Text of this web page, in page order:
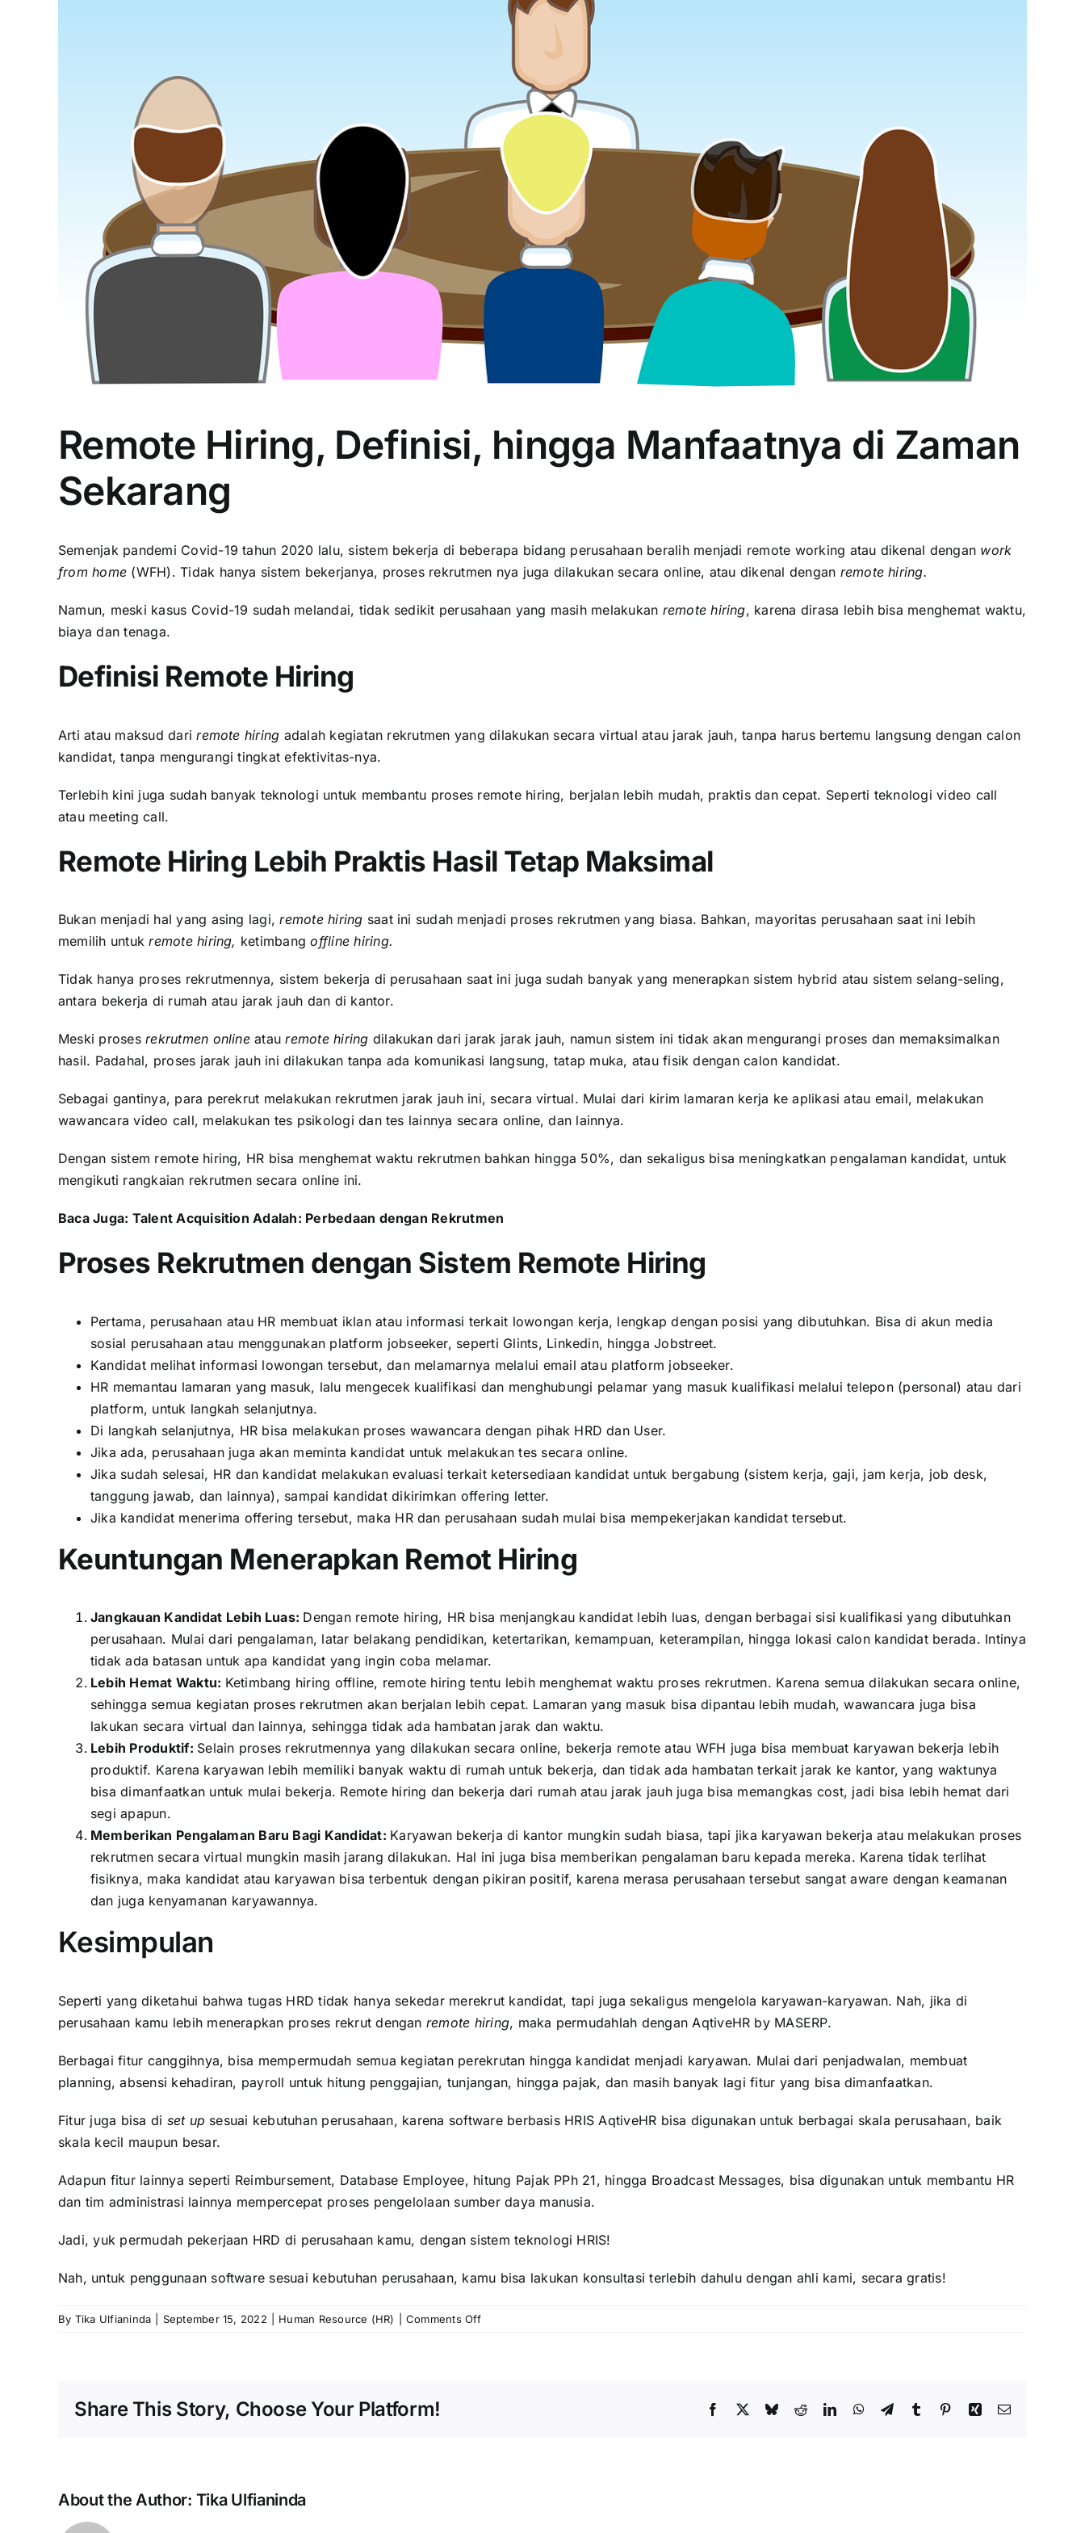
Remote Hiring, Definisi, hingga Manfaatnya di Zaman
Sekarang
Semenjak pandemi Covid-19 tahun 2020 lalu, sistem bekerja di beberapa bidang perusahaan beralih menjadi remote working atau dikenal dengan work
from home (WFH). Tidak hanya sistem bekerjanya, proses rekrutmen nya juga dilakukan secara online, atau dikenal dengan remote hiring.
Namun, meski kasus Covid-19 sudah melandai, tidak sedikit perusahaan yang masih melakukan remote hiring, karena dirasa lebih bisa menghemat waktu,
biaya dan tenaga.
Definisi Remote Hiring
Arti atau maksud dariremote hiring adalah kegiatan rekrutmen yang dilakukan secara virtual atau jarak jauh, tanpa harus bertemu langsung dengan calon
kandidat, tanpa mengurangi tingkat efektivitas-nya.
Terlebih kini juga sudah banyak teknologi untuk membantu proses remote hiring, berjalan lebih mudah, praktis dan cepat. Seperti teknologi video call
atau meeting call.
Remote Hiring Lebih Praktis Hasil Tetap Maksimal
Bukan menjadi hal yang asing lagi,remote hiring saat ini sudah menjadi proses rekrutmen yang biasa. Bahkan, mayoritas perusahaan saat ini lebih
memilih untukremote hiring, ketimbangoffline hiring.
Tidak hanya proses rekrutmennya, sistem bekerja di perusahaan saat ini juga sudah banyak yang menerapkan sistem hybrid atau sistem selang-seling,
antara bekerja di rumah atau jarak jauh dan di kantor.
Meski prosesrekrutmen onlineatauremote hiring dilakukan dari jarak jarak jauh, namun sistem ini tidak akan mengurangi proses dan memaksimalkan
hasil. Padahal, proses jarak jauh ini dilakukan tanpa ada komunikasi langsung, tatap muka, atau fisik dengan calon kandidat.
Sebagai gantinya, para perekrut melakukan rekrutmen jarak jauh ini, secara virtual. Mulai dari kirim lamaran kerja ke aplikasi atau email, melakukan
wawancara video call, melakukan tes psikologi dan tes lainnya secara online, dan lainnya.
Dengan sistem remote hiring, HR bisa menghemat waktu rekrutmen bahkan hingga 50%, dan sekaligus bisa meningkatkan pengalaman kandidat, untuk
mengikuti rangkaian rekrutmen secara online ini.
Baca Juga: Talent Acquisition Adalah: Perbedaan dengan Rekrutmen
Proses Rekrutmen dengan Sistem Remote Hiring
Pertama, perusahaan atau HR membuat iklan atau informasi terkait lowongan kerja, lengkap dengan posisi yang dibutuhkan. Bisa di akun media
sosial perusahaan atau menggunakan platform jobseeker, seperti Glints, Linkedin, hingga Jobstreet.
Kandidat melihat informasi lowongan tersebut, dan melamarnya melalui email atau platform jobseeker.
HR memantau lamaran yang masuk, lalu mengecek kualifikasi dan menghubungi pelamar yang masuk kualifikasi melalui telepon (personal) atau dari
platform, untuk langkah selanjutnya.
Di langkah selanjutnya, HR bisa melakukan proses wawancara dengan pihak HRD dan User.
Jika ada, perusahaan juga akan meminta kandidat untuk melakukan tes secara online.
Jika sudah selesai, HR dan kandidat melakukan evaluasi terkait ketersediaan kandidat untuk bergabung (sistem kerja, gaji, jam kerja, job desk,
tanggung jawab, dan lainnya), sampai kandidat dikirimkan offering letter.
Jika kandidat menerima offering tersebut, maka HR dan perusahaan sudah mulai bisa mempekerjakan kandidat tersebut.
Keuntungan Menerapkan Remot Hiring
Jangkauan Kandidat Lebih Luas: Dengan remote hiring, HR bisa menjangkau kandidat lebih luas, dengan berbagai sisi kualifikasi yang dibutuhkan
perusahaan. Mulai dari pengalaman, latar belakang pendidikan, ketertarikan, kemampuan, keterampilan, hingga lokasi calon kandidat berada. Intinya
tidak ada batasan untuk apa kandidat yang ingin coba melamar.
Lebih Hemat Waktu: Ketimbang hiring offline, remote hiring tentu lebih menghemat waktu proses rekrutmen. Karena semua dilakukan secara online,
sehingga semua kegiatan proses rekrutmen akan berjalan lebih cepat. Lamaran yang masuk bisa dipantau lebih mudah, wawancara juga bisa
lakukan secara virtual dan lainnya, sehingga tidak ada hambatan jarak dan waktu.
Lebih Produktif: Selain proses rekrutmennya yang dilakukan secara online, bekerja remote atau WFH juga bisa membuat karyawan bekerja lebih
produktif. Karena karyawan lebih memiliki banyak waktu di rumah untuk bekerja, dan tidak ada hambatan terkait jarak ke kantor, yang waktunya
bisa dimanfaatkan untuk mulai bekerja. Remote hiring dan bekerja dari rumah atau jarak jauh juga bisa memangkas cost, jadi bisa lebih hemat dari
segi apapun.
Memberikan Pengalaman Baru Bagi Kandidat: Karyawan bekerja di kantor mungkin sudah biasa, tapi jika karyawan bekerja atau melakukan proses
rekrutmen secara virtual mungkin masih jarang dilakukan. Hal ini juga bisa memberikan pengalaman baru kepada mereka. Karena tidak terlihat
fisiknya, maka kandidat atau karyawan bisa terbentuk dengan pikiran positif, karena merasa perusahaan tersebut sangat aware dengan keamanan
dan juga kenyamanan karyawannya.
Kesimpulan
Seperti yang diketahui bahwa tugas HRD tidak hanya sekedar merekrut kandidat, tapi juga sekaligus mengelola karyawan-karyawan. Nah, jika di
perusahaan kamu lebih menerapkan proses rekrut dengan remote hiring, maka permudahlah dengan AqtiveHR by MASERP.
Berbagai fitur canggihnya, bisa mempermudah semua kegiatan perekrutan hingga kandidat menjadi karyawan. Mulai dari penjadwalan, membuat
planning, absensi kehadiran, payroll untuk hitung penggajian, tunjangan, hingga pajak, dan masih banyak lagi fitur yang bisa dimanfaatkan.
Fitur juga bisa di set up sesuai kebutuhan perusahaan, karena software berbasis HRIS AqtiveHR bisa digunakan untuk berbagai skala perusahaan, baik
skala kecil maupun besar.
Adapun fitur lainnya seperti Reimbursement, Database Employee, hitung Pajak PPh 21, hingga Broadcast Messages, bisa digunakan untuk membantu HR
dan tim administrasi lainnya mempercepat proses pengelolaan sumber daya manusia.
Jadi, yuk permudah pekerjaan HRD di perusahaan kamu, dengan sistem teknologi HRIS!
Nah, untuk penggunaan software sesuai kebutuhan perusahaan, kamu bisa lakukan konsultasi terlebih dahulu dengan ahli kami, secara gratis!
By Tika Ulfianinda September 15, 2022 Human Resource (HR) Comments Offon
Share This Story, Choose Your Platform! Facebook
X BlueskyRedditLinkedInWhatsApp
TelegramTumblr PinterestXing Email
About the Author: Tika Ulfianinda